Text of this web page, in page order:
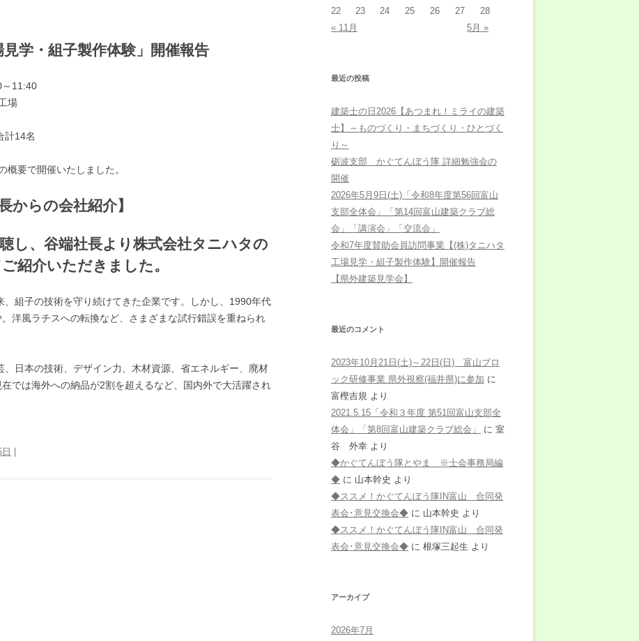
見学・組子製作体験」開催報告
～11:40
場
計14名
要で開催いたしました。
からの会社紹介】
し、谷端社長より株式会社タニハタの
紹介いただきました。
組子の技術を守り続けてきた企業です。しかし、1990年代
洋風ラチスへの転換など、さまざまな試行錯誤を重ねられ
日本の技術、デザイン力、木材資源、省エネルギー、廃材
では海外への納品が2割を超えるなど、国内外で大活躍され
22
23 24 25 26 27
28
« 11月
5月 »
最近の投稿
建築士の日2026【あつまれ！ミライの建築
士】～ものづくり・まちづくり・ひとづく
り～
砺波支部 かぐてんぼう隊 詳細勉強会の
開催
2026年5月9日(土)「令和8年度第56回富山
支部全体会」「第14回富山建築クラブ総
会」「講演会」「交流会」
令和7年度賛助会員訪問事業【(株)タニハタ
工場見学・組子製作体験】開催報告
【県外建築見学会】
最近のコメント
2023年10月21日(土)～22日(日) 富山ブロ
ック研修事業 県外視察(福井県)に参加 に
富樫吉規 より
2021.5.15「令和３年度 第51回富山支部全
体会」「第8回富山建築クラブ総会」
に 室
谷 外幸 より
◆かぐてんぼう隊とやま ※士会事務局編
◆ に 山本幹史 より
◆ススメ！かぐてんぼう隊IN富山 合同発
表会･意見交換会◆ に 山本幹史 より
◆ススメ！かぐてんぼう隊IN富山 合同発
表会･意見交換会◆ に 根塚三起生 より
アーカイブ
2026年7月